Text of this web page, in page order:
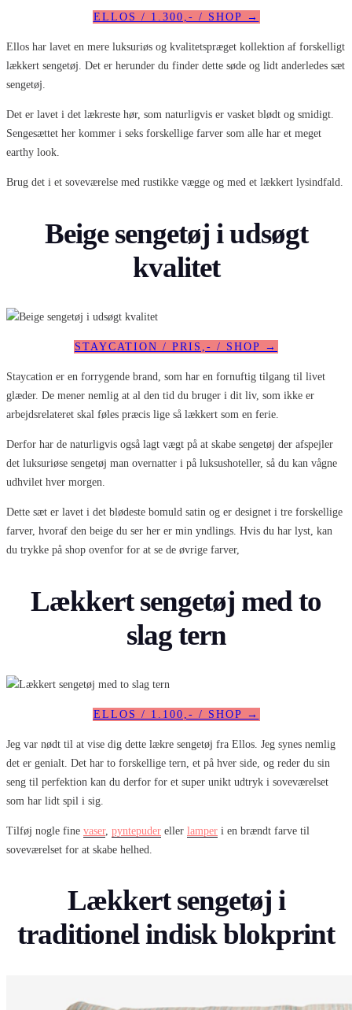
ELLOS / 1.300,- / SHOP →
Ellos har lavet en mere luksuriøs og kvalitetspræget kollektion af forskelligt
lækkert sengetøj. Det er herunder du finder dette søde og lidt anderledes sæt
sengetøj.
Det er lavet i det lækreste hør, som naturligvis er vasket blødt og smidigt.
Sengesættet her kommer i seks forskellige farver som alle har et meget
earthy look.
Brug det i et soveværelse med rustikke vægge og med et lækkert lysindfald.
Beige sengetøj i udsøgt
kvalitet
STAYCATION / PRIS,- / SHOP →
Staycation er en forrygende brand, som har en fornuftig tilgang til livet
glæder. De mener nemlig at al den tid du bruger i dit liv, som ikke er
arbejdsrelateret skal føles præcis lige så lækkert som en ferie.
Derfor har de naturligvis også lagt vægt på at skabe sengetøj der afspejler
det luksuriøse sengetøj man overnatter i på luksushoteller, så du kan vågne
udhvilet hver morgen.
Dette sæt er lavet i det blødeste bomuld satin og er designet i tre forskellige
farver, hvoraf den beige du ser her er min yndlings. Hvis du har lyst, kan
du trykke på shop ovenfor for at se de øvrige farver,
Lækkert sengetøj med to
slag tern
ELLOS / 1.100,- / SHOP →
Jeg var nødt til at vise dig dette lækre sengetøj fra Ellos. Jeg synes nemlig
det er genialt. Det har to forskellige tern, et på hver side, og reder du sin
seng til perfektion kan du derfor for et super unikt udtryk i soveværelset
som har lidt spil i sig.
Tilføj nogle fine vaser, pyntepuder eller lamper i en brændt farve til
soveværelset for at skabe helhed.
Lækkert sengetøj i
traditionel indisk blokprint